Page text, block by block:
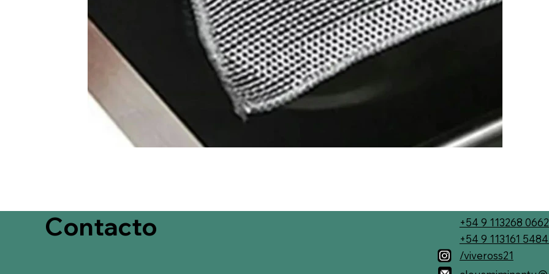
+54 9 113268 0662
+54 9 113161
/viveross21
Contacto